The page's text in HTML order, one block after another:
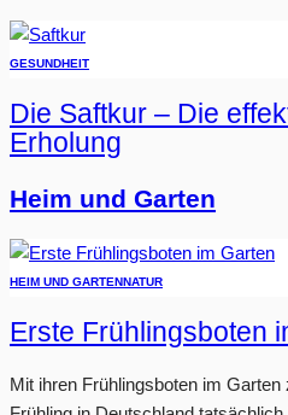
GESUNDHEIT
Die Saftkur – Die
Erholung
Heim und Garten
HEIM UND GARTENNATUR
Erste Frühlingsboten
Mit ihren Frühlingsboten im